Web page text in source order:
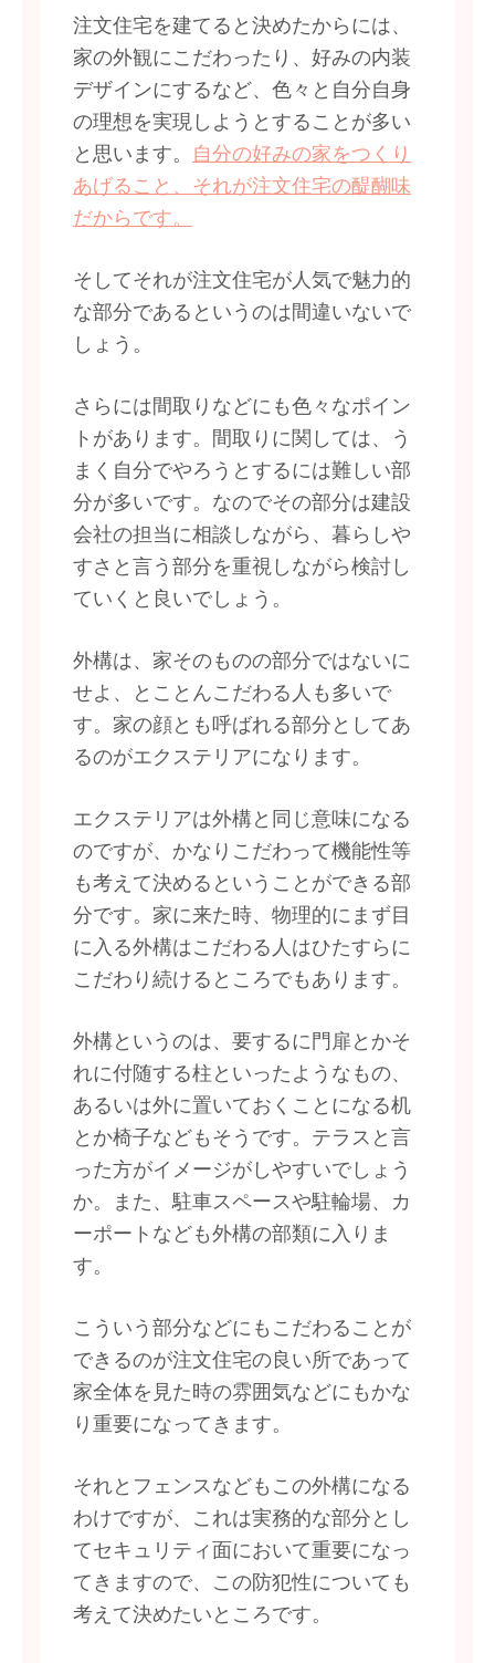
注文住宅を建てると決めたからには、
家の外観にこだわったり、好みの内装
デザインにするなど、色々と自分自身
の理想を実現しようとすることが多い
と思います。 自分の好みの家をつくり
あげること、それが注文住宅の醍醐味
だからです。
そしてそれが注文住宅が人気で魅力的
な部分であるというのは間違いないで
しょう。
さらには間取りなどにも色々なポイン
トがあります。間取りに関しては、う
まく自分でやろうとするには難しい部
分が多いです。なのでその部分は建設
会社の担当に相談しながら、暮らしや
すさと言う部分を重視しながら検討し
ていくと良いでしょう。
外構は、家そのものの部分ではないに
せよ、とことんこだわる人も多いで
す。家の顔とも呼ばれる部分としてあ
るのがエクステリアになります。
エクステリアは外構と同じ意味になる
のですが、かなりこだわって機能性等
も考えて決めるということができる部
分です。家に来た時、物理的にまず目
に入る外構はこだわる人はひたすらに
こだわり続けるところでもあります。
外構というのは、要するに門扉とかそ
れに付随する柱といったようなもの、
あるいは外に置いておくことになる机
とか椅子などもそうです。テラスと言
った方がイメージがしやすいでしょう
か。また、駐車スペースや駐輪場、カ
ーポートなども外構の部類に入りま
す。
こういう部分などにもこだわることが
できるのが注文住宅の良い所であって
家全体を見た時の雰囲気などにもかな
り重要になってきます。
それとフェンスなどもこの外構になる
わけですが、これは実務的な部分とし
てセキュリティ面において重要になっ
てきますので、この防犯性についても
考えて決めたいところです。